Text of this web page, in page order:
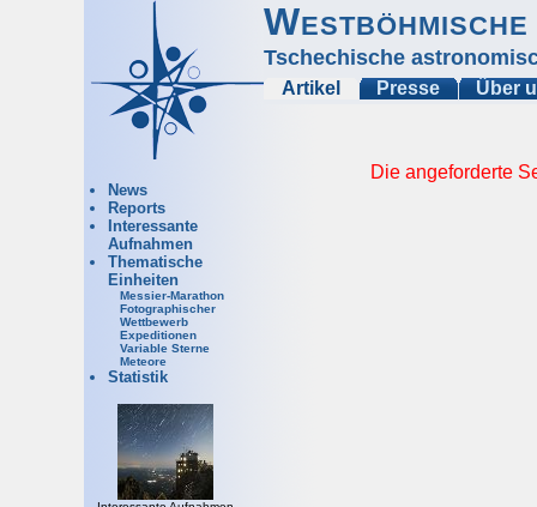
Tschechische
Artikel Presse Über
News
Reports
Interessante
Aufnahmen
Thematische
Einheiten
Messier-Marathon
Fotographischer
Wettbewerb
Expeditionen
Variable Sterne
Meteore
Statistik
Die angeforderte